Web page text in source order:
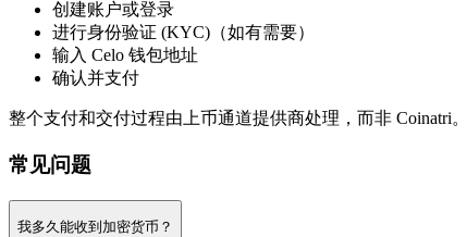
创建账户或登录
进行身份验证 (KYC)（如有需要）
输入 Celo 钱包地址
确认并支付
整个支付和交付过程由上币通道提供商处理，而非 Coinatri。
常见问题
我多久能收到加密货币？